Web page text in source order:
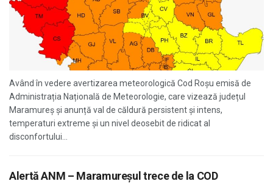
Având în vedere avertizarea meteorologică Cod Roșu emisă de
Administrația Națională de Meteorologie, care vizează județul
Maramureș și anunță val de căldură persistent și intens,
temperaturi extreme și un nivel deosebit de ridicat al
disconfortului...
Alertă ANM – Maramureșul trece de la COD